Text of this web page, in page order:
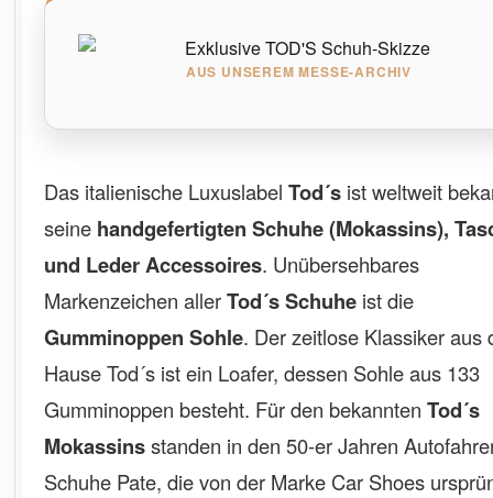
AUS UNSEREM MESSE-ARCHIV
Das italienische LuxuslabelTod´s ist weltweit
seine handgefertigten Schuhe (Mokassins),
und Leder Accessoires. Unübersehbares
Markenzeichen allerTod´s Schuhe ist die
Gumminoppen Sohle. Der zeitlose Klassiker aus
Hause Tod´s ist ein Loafer, dessen Sohle aus 133
Gumminoppen besteht. Für den bekanntenTod´s
Mokassinsstanden in den 50-er Jahren
Schuhe Pate, die von der Marke Car Shoes